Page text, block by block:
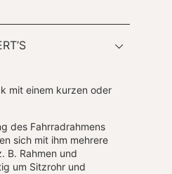
mit einem kurzen oder
des Fahrradrahmens
sich mit ihm mehrere
B. Rahmen und
um Sitzrohr und